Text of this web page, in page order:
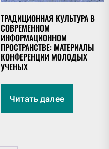
ТРАДИЦИОННАЯ КУЛЬТУРА В
СОВРЕМЕННОМ
ИНФОРМАЦИОННОМ
ПРОСТРАНСТВЕ: МАТЕРИАЛЫ
КОНФЕРЕНЦИИ МОЛОДЫХ
УЧЕНЫХ
Читать далее